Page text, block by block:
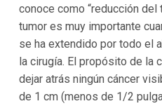
conoce como “reducción del
tumor es muy importante
se ha extendido por todo el
la cirugía. El propósito de la
dejar atrás ningún cáncer
de 1 cm (menos de 1/2